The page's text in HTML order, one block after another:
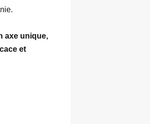
axe unique,
et